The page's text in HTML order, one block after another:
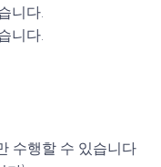
니다.
니다.
수행할 수 있습니다